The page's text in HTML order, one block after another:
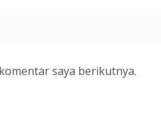
saya berikutnya.